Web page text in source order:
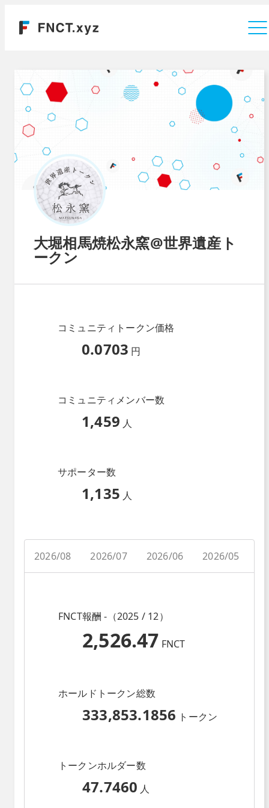
大堀相馬焼松永窯@世界遺産ト
ークン
コミュニティトークン価格
0.0703 円
コミュニティメンバー数
1,459 人
サポーター数
1,135 人
2026/08 2026/07 2026/06 2026/05
FNCT報酬 -（2025 / 12）
2,526.47 FNCT
ホールドトークン総数
333,853.1856 トークン
トークンホルダー数
47.7460 人